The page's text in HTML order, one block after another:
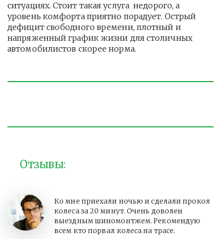
ситуациях. Стоит такая услуга  недорого, а
уровень комфорта приятно порадует. Острый
дефицит свободного времени, плотный и
напряженный график жизни для столичных
автомобилистов скорее норма.
Отзывы:
Ко мне приехали ночью и сделали прокол
колеса за 20 минут. Очень доволен
выездным шиномонтжем. Рекомендую
всем кто порвал колеса на трасе.